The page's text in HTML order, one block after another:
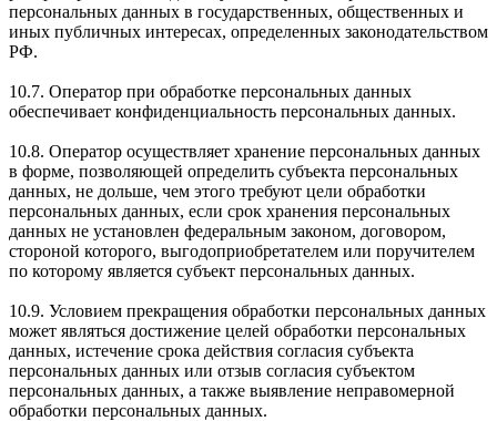
персональных данных в государственных, общественных и
иных публичных интересах, определенных законодательством
РФ.
10.7. Оператор при обработке персональных данных
обеспечивает конфиденциальность персональных данных.
10.8. Оператор осуществляет хранение персональных данных
в форме, позволяющей определить субъекта персональных
данных, не дольше, чем этого требуют цели обработки
персональных данных, если срок хранения персональных
данных не установлен федеральным законом, договором,
стороной которого, выгодоприобретателем или поручителем
по которому является субъект персональных данных.
10.9. Условием прекращения обработки персональных данных
может являться достижение целей обработки персональных
данных, истечение срока действия согласия субъекта
персональных данных или отзыв согласия субъектом
персональных данных, а также выявление неправомерной
обработки персональных данных.